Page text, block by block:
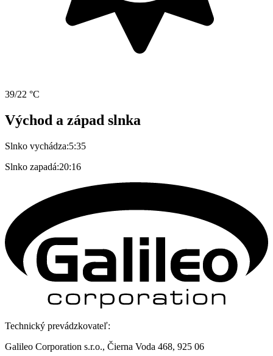
39/22 °C
Východ a západ slnka
Slnko vychádza:5:35
Slnko zapadá:20:16
Technický prevádzkovateľ:
Galileo Corporation s.r.o., Čierna Voda 468, 925 06